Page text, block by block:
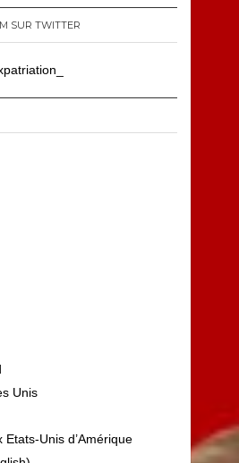
SUR TWITTER
Unis
Etats-Unis d’Amérique